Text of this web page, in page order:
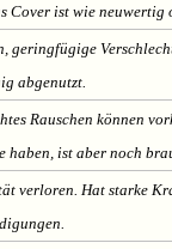
Cover ist wie
geringfügige
abgenutzt.
Rauschen können
haben, ist aber noch
verloren. Hat starke